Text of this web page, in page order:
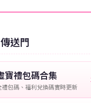
遊戲中的角色名稱。
當前等級。
能幫助我們更快地處理您的
樂趣！
服查詢訂單進度。
送門
寶禮包碼合集
禮包碼、福利兌換碼實時更新